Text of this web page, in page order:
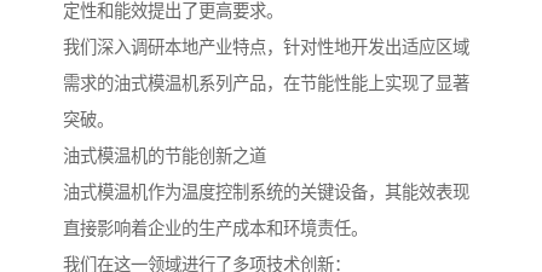
定性和能效提出了更高要求。
我们深入调研本地产业特点，针对性地开发出适应区域
需求的油式模温机系列产品，在节能性能上实现了显著
突破。
油式模温机的节能创新之道
油式模温机作为温度控制系统的关键设备，其能效表现
直接影响着企业的生产成本和环境责任。
我们在这一领域进行了多项技术创新：